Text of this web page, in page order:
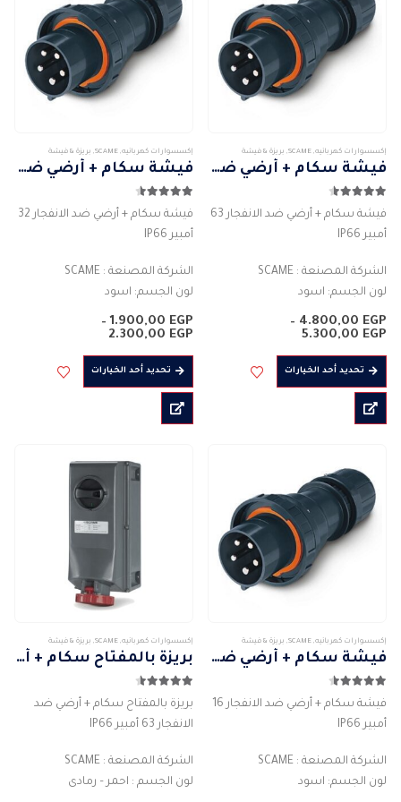
يمكن
اختيار
الخيارات
إكسسوارات كهربائيه,
SCAME
, بريزة & فيشة
فيشة سكام + أرضي ضد الانفجار 63 أمبير IP66
4.50
فيشة سكام + أرضي ضد الانفجار 63
أمبير IP66
الشركة المصنعة : SCAME
لون الجسم: اسود
المادة : بلاستيك
التصنيف الحالي للتيار (A) : 63 امبير
درجة الحماية : IP66
4.800,00 EGP
–
5.300,00 EGP
نطاق
خلال
تحديد أحد الخياراتهناك
العديد
من
الأشكال
المنتج.
يمكن
اختيار
الخيارات
إكسسوارات كهربائيه,
SCAME
, بريزة & فيشة
فيشة سكام + أرضي ضد الانفجار 32 أمبير IP66
4.50
فيشة سكام + أرضي ضد الانفجار 32
أمبير IP66
الشركة المصنعة : SCAME
لون الجسم: اسود
المادة : بلاستيك
التصنيف الحالي للتيار (A) : 63 امبير
درجة الحماية : IP66
1.900,00 EGP
–
2.300,00 EGP
خلال
تحديد أحد الخياراتهناك
العديد
من
الأشكال
إكسسوارات كهربائيه,
SCAME
, بريزة & فيشة
فيشة سكام + أرضي ضد الانفجار 16 أمبير IP66
4.50
فيشة سكام + أرضي ضد الانفجار 16
أمبير IP66
الشركة المصنعة : SCAME
لون الجسم: اسود
إكسسوارات كهربائيه,
SCAME
, بريزة & فيشة
بريزة بالمفتاح سكام + أرضي ضد الانفجار 63 أمبير IP66
بريزة بالمفتاح سكام + أرضي ضد
الانفجار 63 أمبير IP66
الشركة المصنعة : SCAME
لون الجسم : احمر – رمادى